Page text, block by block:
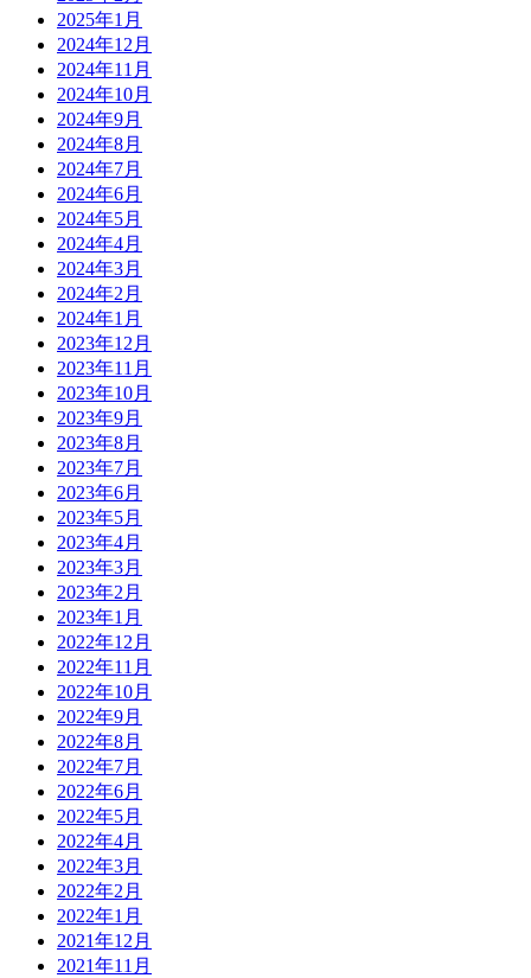
2025年1月
2024年12月
2024年11月
2024年10月
2024年9月
2024年8月
2024年7月
2024年6月
2024年5月
2024年4月
2024年3月
2024年2月
2024年1月
2023年12月
2023年11月
2023年10月
2023年9月
2023年8月
2023年7月
2023年6月
2023年5月
2023年4月
2023年3月
2023年2月
2023年1月
2022年12月
2022年11月
2022年10月
2022年9月
2022年8月
2022年7月
2022年6月
2022年5月
2022年4月
2022年3月
2022年2月
2022年1月
2021年12月
2021年11月